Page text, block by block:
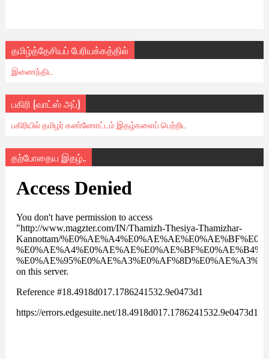
தமிழ்த்தேசியப் பேரியக்கத்தில்
இணைந்திட
பகிரி (வாட்ஸ் அப்)
பகிரியில் தமிழர் கண்ணோட்டம் இதழ்களைப் பெற்றிட
தற்போதைய இதழ்..